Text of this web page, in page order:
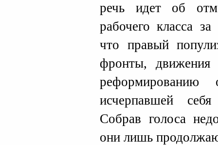
речь идет об
рабочего класса
что правый
фронты,
реформированию
исчерпавшей
Собрав голоса
они лишь